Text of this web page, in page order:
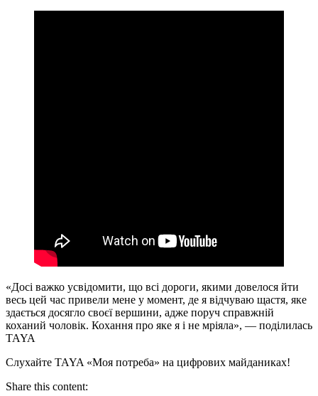
«Досі важко усвідомити, що всі дороги, якими довелося йти
весь цей час привели мене у момент, де я відчуваю щастя, яке
здається досягло своєї вершини, адже поруч справжній
коханий чоловік. Кохання про яке я і не мріяла», — поділилась
TAYA
Слухайте TAYA «Моя потреба» на цифрових майданиках!
Share this content: